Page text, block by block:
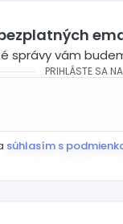
správy vám
PRIHLÁSTE SA
súhlasím s